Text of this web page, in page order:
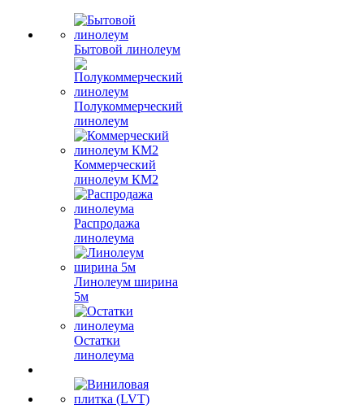
Бытовой линолеум
Полукоммерческий
линолеум
Коммерческий
линолеум КМ2
Распродажа
линолеума
Линолеум ширина
5м
Остатки
линолеума